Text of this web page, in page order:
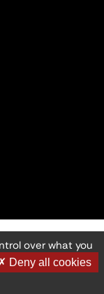
over what you
Deny all cookies